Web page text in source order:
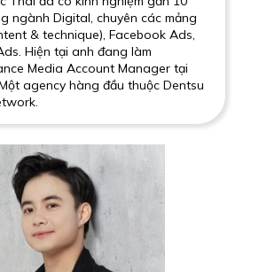
ngành Digital, chuyên các mảng
& technique), Facebook Ads,
Hiện tại anh đang làm
Media Account Manager tại
agency hàng đầu thuộc Dentsu